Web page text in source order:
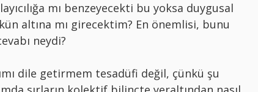
mı benzeyecekti bu yoksa duygusal
altına mı girecektim? En önemlisi, bunu
neydi?
dile getirmem tesadüfi değil, çünkü şu